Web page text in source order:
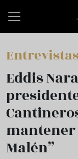
Eddis
mantener
Malén”